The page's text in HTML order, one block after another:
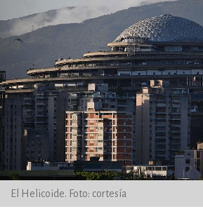
El Helicoide. Foto: cortesía